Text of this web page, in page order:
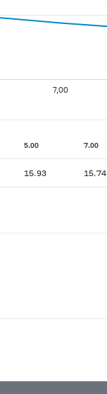
7,00
5.00 7.00
15.93 15.74